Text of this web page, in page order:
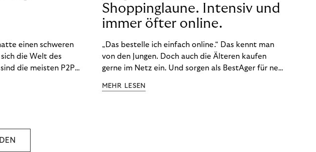
einen schweren
die Welt des
die meisten P2P-
Unternehmen
Shoppinglaune. Intensiv und
immer öfter online.
„Das bestelle ich einfach online.“ Das kennt man
von den Jungen. Doch auch die Älteren kaufen
gerne im Netz ein. Und sorgen als BestAger für neue
von der Generation Z. Wir haben genauer
MEHR LESEN